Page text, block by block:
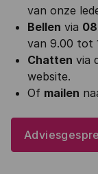
van onze
Bellen via
van 9.00 tot
Chatten via
website.
Of mailen